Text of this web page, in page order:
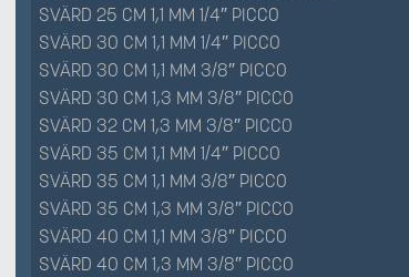
SVÄRD 25 CM 1,1 MM 1/4″ PICCO
SVÄRD 30 CM 1,1 MM 1/4″ PICCO
SVÄRD 30 CM 1,1 MM 3/8″ PICCO
SVÄRD 30 CM 1,3 MM 3/8″ PICCO
SVÄRD 32 CM 1,3 MM 3/8″ PICCO
SVÄRD 35 CM 1,1 MM 1/4″ PICCO
SVÄRD 35 CM 1,1 MM 3/8″ PICCO
SVÄRD 35 CM 1,3 MM 3/8″ PICCO
SVÄRD 40 CM 1,1 MM 3/8″ PICCO
SVÄRD 40 CM 1,3 MM 3/8″ PICCO